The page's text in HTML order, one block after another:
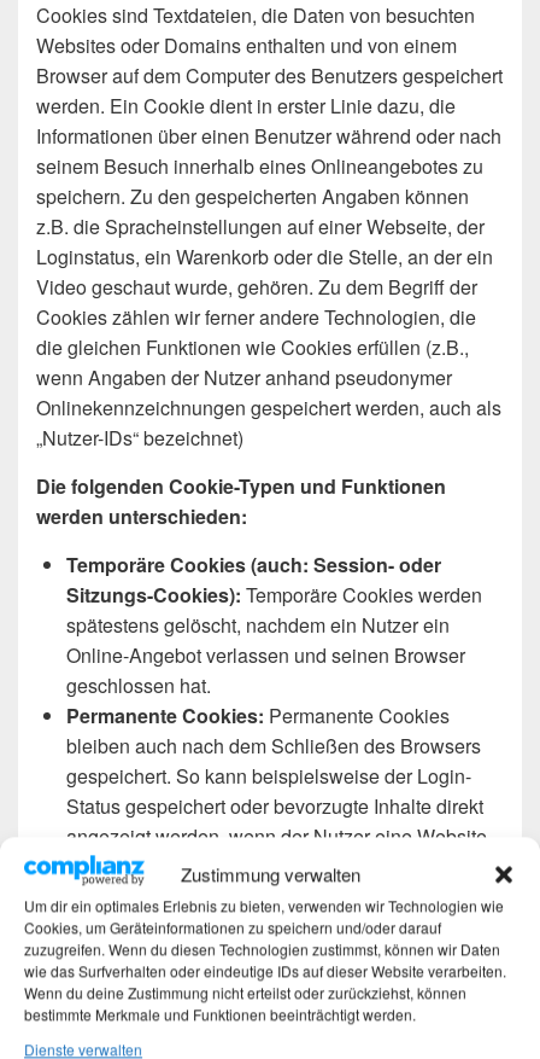
Zustimmung verwalten
Um dir ein optimales Erlebnis zu bieten, verwenden wir Technologien wie
Cookies, um Geräteinformationen zu speichern und/oder darauf
zuzugreifen. Wenn du diesen Technologien zustimmst, können wir Daten
wie das Surfverhalten oder eindeutige IDs auf dieser Website verarbeiten.
Wenn du deine Zustimmung nicht erteilst oder zurückziehst, können
bestimmte Merkmale und Funktionen beeinträchtigt werden.
Dienste verwalten
Cookies sind Textdateien, die Daten von besuchten
Websites oder Domains enthalten und von einem
Browser auf dem Computer des Benutzers gespeichert
werden. Ein Cookie dient in erster Linie dazu, die
Informationen über einen Benutzer während oder nach
seinem Besuch innerhalb eines Onlineangebotes zu
speichern. Zu den gespeicherten Angaben können
z.B. die Spracheinstellungen auf einer Webseite, der
Loginstatus, ein Warenkorb oder die Stelle, an der ein
Video geschaut wurde, gehören. Zu dem Begriff der
Cookies zählen wir ferner andere Technologien, die
die gleichen Funktionen wie Cookies erfüllen (z.B.,
wenn Angaben der Nutzer anhand pseudonymer
Onlinekennzeichnungen gespeichert werden, auch als
„Nutzer-IDs“ bezeichnet)
Die folgenden Cookie-Typen und Funktionen
werden unterschieden:
Temporäre Cookies (auch: Session- oder
Sitzungs-Cookies): Temporäre Cookies werden
spätestens gelöscht, nachdem ein Nutzer ein
Online-Angebot verlassen und seinen Browser
geschlossen hat.
Permanente Cookies: Permanente Cookies
bleiben auch nach dem Schließen des Browsers
gespeichert. So kann beispielsweise der Login-
Status gespeichert oder bevorzugte Inhalte direkt
angezeigt werden, wenn der Nutzer eine Website
erneut besucht. Ebenso können die Interessen von
Nutzern, die zur Reichweitenmessung oder zu
Marketingzwecken verwendet werden, in einem
solchen Cookie gespeichert werden.
First-Party-Cookies:First-Party-Cookies werden
von uns selbst gesetzt.
Third-Party-Cookies (auch: Drittanbieter-